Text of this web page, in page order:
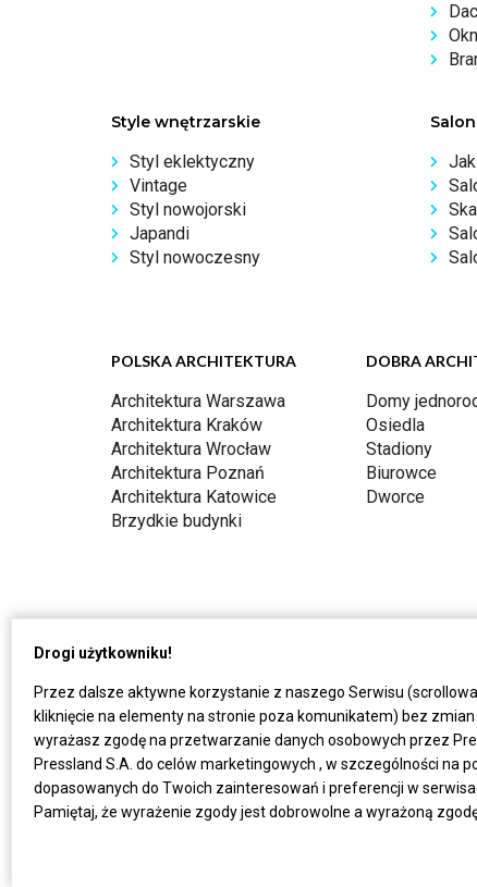
Style wnętrzarskie
Styl eklektyczny
Vintage
Styl nowojorski
Japandi
Styl nowoczesny
Salon
POLSKA ARCHITEKTURA
Architektura Warszawa
Architektura Kraków
Architektura Wrocław
Architektura Poznań
Architektura Katowice
Brzydkie budynki
DOBRA
Domy
Osiedla
Stadiony
Biurowce
Dworce
Drogi użytkowniku!
Przez dalsze aktywne korzystanie z naszego Serwisu
kliknięcie na elementy na stronie poza komunikatem) bez
wyrażasz zgodę na przetwarzanie danych osobowych przez
Pressland S.A. do celów marketingowych , w szczególności na
dopasowanych do Twoich zainteresowań i preferencji w
Pamiętaj, że wyrażenie zgody jest dobrowolne a wyrażoną